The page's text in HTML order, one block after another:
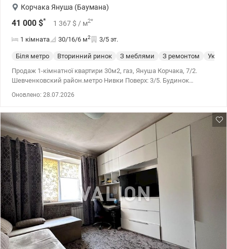
Корчака Януша (Баумана)
41 000 $* 1 367 $ / м2*
1 кімната 30/16/6 м2 3/5 эт.
Біля метро Вторинний ринок З меблями З ремонтом
Продаж 1-кімнатної квартири 30м2, газ, Януша Корчака, 7/2.
Шевченковский район.метро Нивки Поверх: 3/5. Будинок
суміщений. Стан: житловий. Квартира продається з наявними
меблями та побутовою технікою. Розташування та
інфраструктура: - тихий зелений двір. - у безпосередній
близькості знаходяться два бомбосховища Парк «Нивки» —
огромная зеленая зона с озерами и прогулочными дорожками
всего в 10 минутах ходьбы. Сырецкий Гай — парк-памятник
садово-паркового искусства, который граничит с улицей Януша
Корчака и идеально подходит для пробежек или выгула
домашних животных. Транспорт: Станция метро «Нивки» —
ключевой транспортный узел. Пешком до нее идти около 10–12
минут через парк или по жилым кварталам.На Берестейском
проспекте и улице Щербаковского останавливаются десятки
автобусов, троллейбусов и маршрутных такси, связывающих
район с центром, Святошино и Подолом Цiна 41000 у.o.
Оновлено: 28.07.2026